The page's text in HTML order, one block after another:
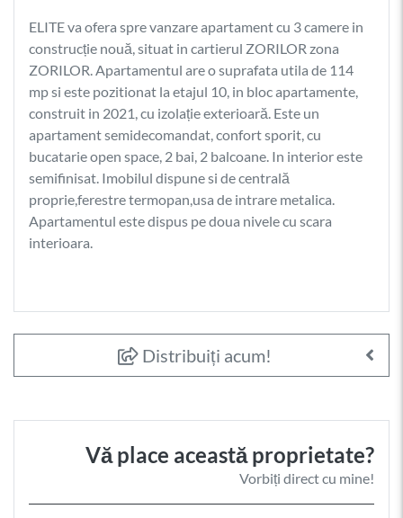
ELITE va ofera spre vanzare apartament cu 3 camere in
construcție nouă, situat in cartierul ZORILOR zona
ZORILOR. Apartamentul are o suprafata utila de 114
mp si este pozitionat la etajul 10, in bloc apartamente,
construit in 2021, cu izolație exterioară. Este un
apartament semidecomandat, confort sporit, cu
bucatarie open space, 2 bai, 2 balcoane. In interior este
semifinisat. Imobilul dispune si de centrală
proprie,ferestre termopan,usa de intrare metalica.
Apartamentul este dispus pe doua nivele cu scara
interioara.
Distribuiți acum!
Vă place această proprietate?
Vorbiți direct cu mine!